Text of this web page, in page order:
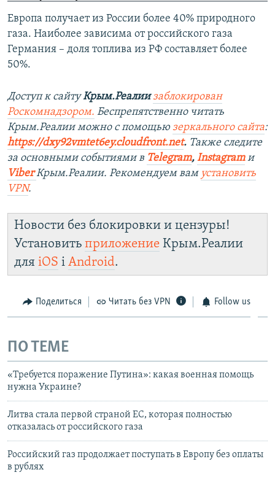
Европа получает из России более 40% природного
газа. Наиболее зависима от российского газа
Германия – доля топлива из РФ составляет более
50%.
Доступ к сайтуКрым.Реалии заблокирован
Роскомнадзором. Беспрепятственно читать
Крым.Реалии можно с помощью зеркального сайта:
https://dxy92vmtet6ey.cloudfront.net. Также следите
за основными событиями в Telegram, Instagramи
ViberКрым.Реалии. Рекомендуем вам установить
VPN.
Новости без блокировки и цензуры!
Установить приложение Крым.Реалии
для iOS і Android.
Поделиться Читать без VPN Follow us
ПО ТЕМЕ
«Требуется поражение Путина»: какая военная помощь
нужна Украине?
Литва стала первой страной ЕС, которая полностью
отказалась от российского газа
Российский газ продолжает поступать в Европу без оплаты
в рублях